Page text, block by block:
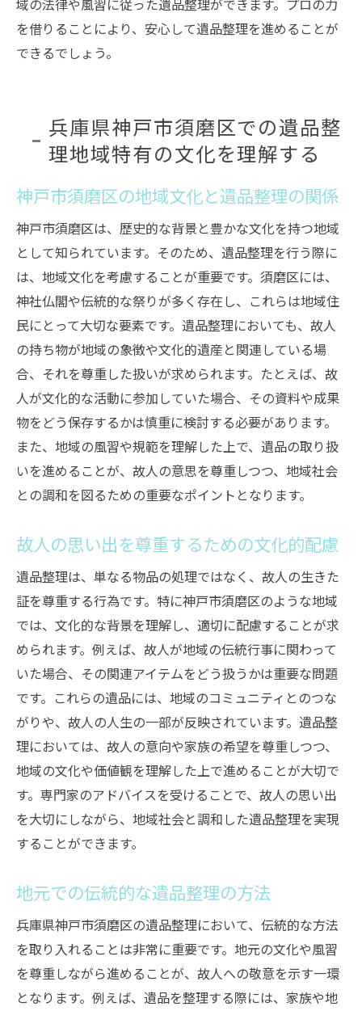
域の法律や風習に従った遺品整理ができます。プロの力
を借りることにより、安心して遺品整理を進めることが
できるでしょう。
兵庫県神戸市須磨区での遺品整
理地域特有の文化を理解する
神戸市須磨区の地域文化と遺品整理の関係
神戸市須磨区は、歴史的な背景と豊かな文化を持つ地域
として知られています。そのため、遺品整理を行う際に
は、地域文化を考慮することが重要です。須磨区には、
神社仏閣や伝統的な祭りが多く存在し、これらは地域住
民にとって大切な要素です。遺品整理においても、故人
の持ち物が地域の象徴や文化的遺産と関連している場
合、それを尊重した扱いが求められます。たとえば、故
人が文化的な活動に参加していた場合、その資料や成果
物をどう保存するかは慎重に検討する必要があります。
また、地域の風習や規範を理解した上で、遺品の取り扱
いを進めることが、故人の意思を尊重しつつ、地域社会
との調和を図るための重要なポイントとなります。
故人の思い出を尊重するための文化的配慮
遺品整理は、単なる物品の処理ではなく、故人の生きた
証を尊重する行為です。特に神戸市須磨区のような地域
では、文化的な背景を理解し、適切に配慮することが求
められます。例えば、故人が地域の伝統行事に関わって
いた場合、その関連アイテムをどう扱うかは重要な問題
です。これらの遺品には、地域のコミュニティとのつな
がりや、故人の人生の一部が反映されています。遺品整
理においては、故人の意向や家族の希望を尊重しつつ、
地域の文化や価値観を理解した上で進めることが大切で
す。専門家のアドバイスを受けることで、故人の思い出
を大切にしながら、地域社会と調和した遺品整理を実現
することができます。
地元での伝統的な遺品整理の方法
兵庫県神戸市須磨区の遺品整理において、伝統的な方法
を取り入れることは非常に重要です。地元の文化や風習
を尊重しながら進めることが、故人への敬意を示す一環
となります。例えば、遺品を整理する際には、家族や地